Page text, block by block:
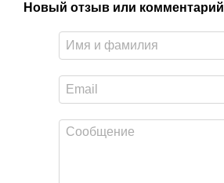
Новый отзыв или комментарий